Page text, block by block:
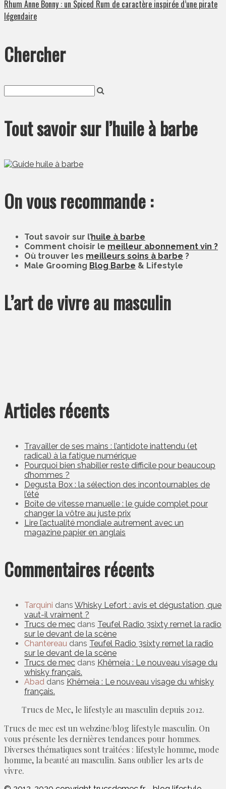
Rhum Anne Bonny : un Spiced Rum de caractère inspirée d’une pirate
légendaire
Chercher
Tout savoir sur l’huile à barbe
On vous recommande :
Tout savoir sur l’huile à barbe
Comment choisir le meilleur abonnement vin ?
Où trouver les meilleurs soins à barbe ?
Male Grooming Blog Barbe & Lifestyle
L’art de vivre au masculin
Articles récents
Travailler de ses mains : l’antidote inattendu (et
radical) à la fatigue numérique
Pourquoi bien s’habiller reste difficile pour beaucoup
d’hommes ?
Degusta Box : la sélection des incontournables de
l’été
Boîte de vitesse manuelle : le guide complet pour
changer la vôtre au juste prix
Lire l’actualité mondiale autrement avec un
magazine papier en anglais
Commentaires récents
Tarquini dans Whisky Lefort : avis et dégustation, que
vaut-il vraiment ?
Trucs de mec dans Teufel Radio 3sixty remet la radio
sur le devant de la scène
Chantereau dans Teufel Radio 3sixty remet la radio
sur le devant de la scène
Trucs de mec dans Khêmeia : Le nouveau visage du
whisky français.
Abad dans Khêmeia : Le nouveau visage du whisky
français.
Trucs de Mec, le lifestyle au masculin depuis 2012.
Trucs de mec est un webzine/blog lifestyle masculin. On
vous présente les dernières tendances pour hommes.
Diverses thématiques sont traitées : lifestyle homme, mode
homme, la beauté au masculin. Sans oublier les arts de
vivre.